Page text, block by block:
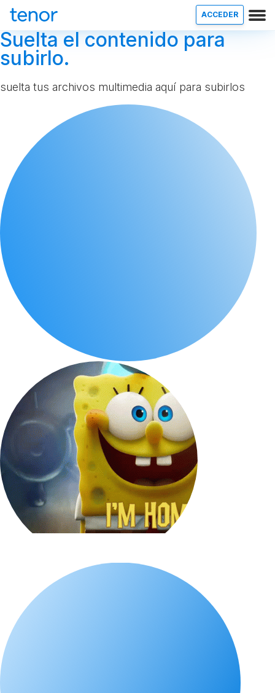
ACCEDER
Suelta el contenido para
subirlo.
suelta tus archivos multimedia aquí para subirlos